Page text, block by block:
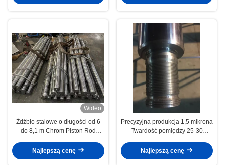
Wideo
Źdźbło stalowe o długości od 6
do 8,1 m Chrom Piston Rod
Najlepszą cenę
Precyzyjna produkcja 1,5 mikrona
Twardość pomiędzy 25-30
kolcowa Precyzyjna produkcja
Najlepszą cenę